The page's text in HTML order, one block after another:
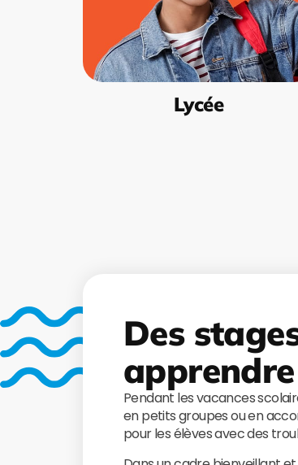
Lycée
Des
Pendant les vacances
en petits groupes ou en
pour les élèves avec des